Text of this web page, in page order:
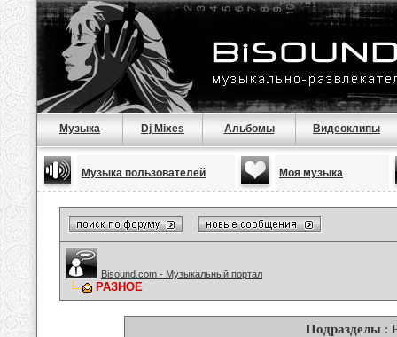
Музыка Dj Mixes Альбомы Видеоклипы
Музыка пользователей Моя музыка
Bisound.com - Музыкальный портал
РАЗНОЕ
Подразделы :